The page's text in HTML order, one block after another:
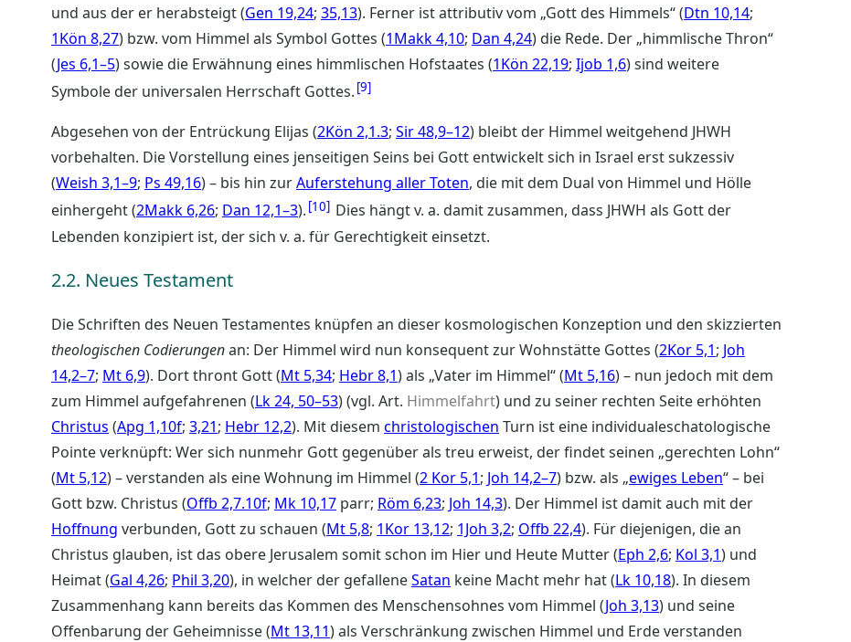
und aus der er herabsteigt (Gen 19,24; 35,13). Ferner ist attributiv vom „Gott des Himmels“ (Dtn 10,14;
1Kön 8,27) bzw. vom Himmel als Symbol Gottes (1Makk 4,10; Dan 4,24) die Rede. Der „himmlische Thron“
(Jes 6,1–5) sowie die Erwähnung eines himmlischen Hofstaates (1Kön 22,19; Ijob 1,6) sind weitere
Symbole der universalen Herrschaft Gottes. 9
Abgesehen von der Entrückung Elijas (2Kön 2,1.3; Sir 48,9–12) bleibt der Himmel weitgehend JHWH
vorbehalten. Die Vorstellung eines jenseitigen Seins bei Gott entwickelt sich in Israel erst sukzessiv
(Weish 3,1–9; Ps 49,16) – bis hin zurAuferstehung aller Toten, die mit dem Dual von Himmel und Hölle
einhergeht (2Makk 6,26; Dan 12,1–3). 10
Dies hängt v. a. damit zusammen, dass JHWH als Gott der
Lebenden konzipiert ist, der sich v. a. für Gerechtigkeit einsetzt.
2.2. Neues Testament
Die Schriften des Neuen Testamentes knüpfen an dieser kosmologischen Konzeption und den skizzierten
theologischen Codierungenan: Der Himmel wird nun konsequent zur Wohnstätte Gottes (2Kor 5,1; Joh
14,2–7; Mt 6,9). Dort thront Gott (Mt 5,34; Hebr 8,1) als „Vater im Himmel“ (Mt 5,16) – nun jedoch mit dem
zum Himmel aufgefahrenen (Lk 24, 50–53) (vgl. Art. Himmelfahrt) und zu seiner rechten Seite erhöhten
Christus (Apg 1,10f; 3,21; Hebr 12,2). Mit diesem christologischen Turn ist eine individualeschatologische
Pointe verknüpft: Wer sich nunmehr Gott gegenüber als treu erweist, der findet seinen „gerechten Lohn“
(Mt 5,12) – verstanden als eine Wohnung im Himmel (2 Kor 5,1; Joh 14,2–7) bzw. als „ewiges Leben“ – bei
Gott bzw. Christus (Offb 2,7.10f; Mk 10,17 parr; Röm 6,23; Joh 14,3). Der Himmel ist damit auch mit der
Hoffnung verbunden, Gott zu schauen (Mt 5,8; 1Kor 13,12; 1Joh 3,2; Offb 22,4). Für diejenigen, die an
Christus glauben, ist das obere Jerusalem somit schon im Hier und Heute Mutter (Eph 2,6; Kol 3,1) und
Heimat (Gal 4,26; Phil 3,20), in welcher der gefalleneSatan keine Macht mehr hat (Lk 10,18). In diesem
Zusammenhang kann bereits das Kommen des Menschensohnes vom Himmel (Joh 3,13) und seine
Offenbarung der Geheimnisse (Mt 13,11) als Verschränkung zwischen Himmel und Erde verstanden